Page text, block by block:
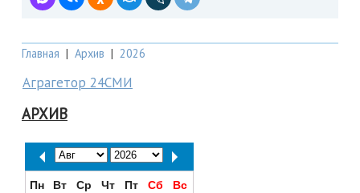
Главная | Архив | 2026
Аграгетор 24СМИ
АРХИВ
Пн Вт Ср Чт Пт Сб
Вс